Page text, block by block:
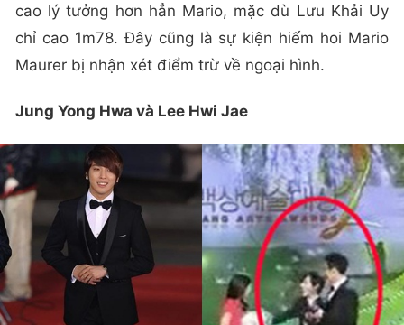
cao lý tưởng hơn hẳn Mario, mặc dù Lưu Khải Uy
chỉ cao 1m78. Đây cũng là sự kiện hiếm hoi Mario
Maurer bị nhận xét điểm trừ về ngoại hình.
Jung Yong Hwa và Lee Hwi Jae